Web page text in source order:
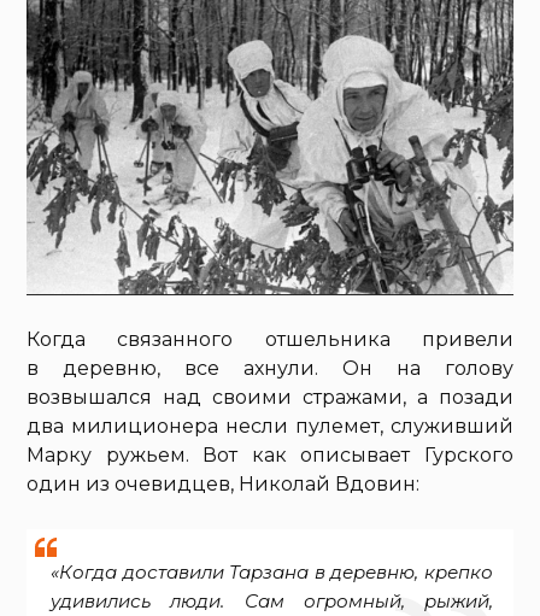
Когда связанного отшельника привели
в деревню, все ахнули. Он на голову
возвышался над своими стражами, а позади
два милиционера несли пулемет, служивший
Марку ружьем. Вот как описывает Гурского
один из очевидцев, Николай Вдовин:
«Когда доставили Тарзана в деревню, крепко
удивились люди. Сам огромный, рыжий,